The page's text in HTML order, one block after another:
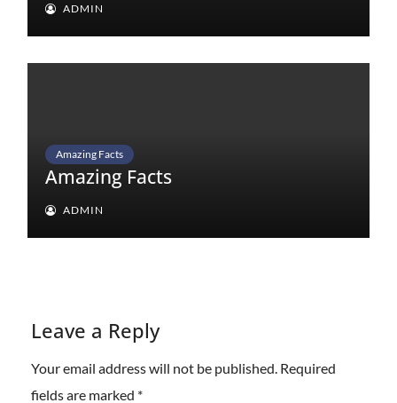
ADMIN
Amazing Facts
Amazing Facts
ADMIN
Leave a Reply
Your email address will not be published. Required
fields are marked *